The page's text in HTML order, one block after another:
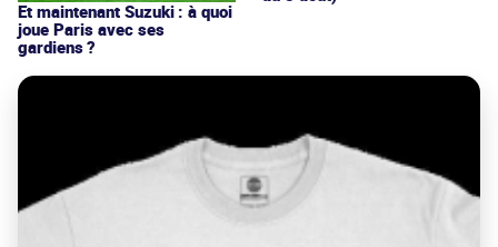
Et maintenant Suzuki : à quoi
joue Paris avec ses
gardiens ?